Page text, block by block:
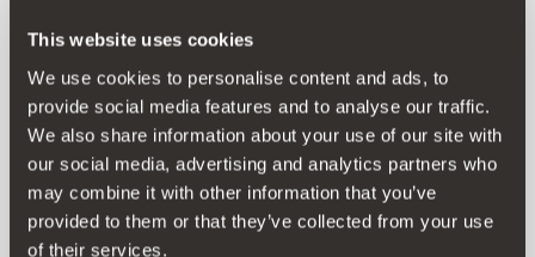
This website uses cookies
We use cookies to personalise content and ads, to
provide social media features and to analyse our traffic.
We also share information about your use of our site with
our social media, advertising and analytics partners who
may combine it with other information that you’ve
provided to them or that they’ve collected from your use
of their services.